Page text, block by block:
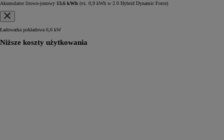
Akumulator litowo-jonowy 13,6 kWh (vs. 0,9 kWh w 2.0 Hybrid Dynamic Force)
Ładowarka pokładowa 6,6 kW
Niższe koszty użytkowania